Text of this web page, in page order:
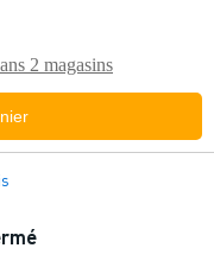
2 magasins